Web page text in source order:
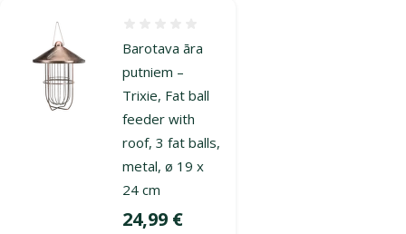
Barotava āra
putniem –
Trixie, Fat ball
feeder with
roof, 3 fat balls,
metal, ø 19 x
24 cm
Cena
24,99 €